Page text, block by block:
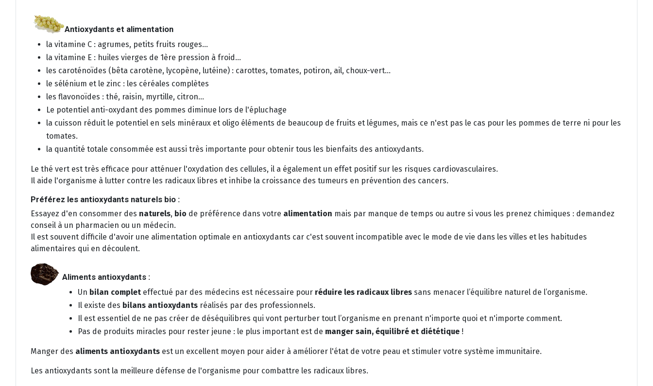
Antioxydants et alimentation
la vitamine C : agrumes, petits fruits rouges...
la vitamine E : huiles vierges de 1ère pression à froid...
les caroténoïdes (bêta carotène, lycopène, lutéine) : carottes, tomates, potiron, ail, choux-vert...
le sélénium et le zinc : les céréales complètes
les flavonoïdes : thé, raisin, myrtille, citron...
Le potentiel anti-oxydant des pommes diminue lors de l'épluchage
la cuisson réduit le potentiel en sels minéraux et oligo éléments de beaucoup de fruits et légumes, mais ce n'est pas le cas pour les pommes de terre ni pour les
tomates.
la quantité totale consommée est aussi très importante pour obtenir tous les bienfaits des antioxydants.
Le thé vert est très efficace pour atténuer l'oxydation des cellules, il a également un effet positif sur les risques cardiovasculaires.
Il aide l'organisme à lutter contre les radicaux libres et inhibe la croissance des tumeurs en prévention des cancers.
Préférez les antioxydants naturels bio :
Essayez d'en consommer des naturels, bio de préférence dans votre alimentation mais par manque de temps ou autre si vous les prenez chimiques : demandez
conseil à un pharmacien ou un médecin.
Il est souvent difficile d'avoir une alimentation optimale en antioxydants car c'est souvent incompatible avec le mode de vie dans les villes et les habitudes
alimentaires qui en découlent.
Aliments antioxydants :
Un bilan complet effectué par des médecins est nécessaire pour réduire les radicaux libres sans menacer l’équilibre naturel de l’organisme.
Il existe des bilans antioxydants réalisés par des professionnels.
Il est essentiel de ne pas créer de déséquilibres qui vont perturber tout l’organisme en prenant n'importe quoi et n'importe comment.
Pas de produits miracles pour rester jeune : le plus important est de manger sain, équilibré et diététique !
Manger des aliments antioxydants est un excellent moyen pour aider à améliorer l'état de votre peau et stimuler votre système immunitaire.
Les antioxydants sont la meilleure défense de l'organisme pour combattre les radicaux libres.